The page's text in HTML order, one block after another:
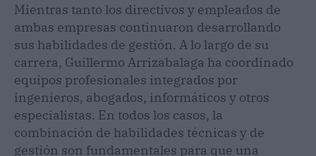
Mientras tanto los directivos y empleados de
ambas empresas continuaron desarrollando
sus habilidades de gestión. A lo largo de su
carrera, Guillermo Arrizabalaga ha coordinado
equipos profesionales integrados por
ingenieros, abogados, informáticos y otros
especialistas. En todos los casos, la
combinación de habilidades técnicas y de
gestión son fundamentales para que una